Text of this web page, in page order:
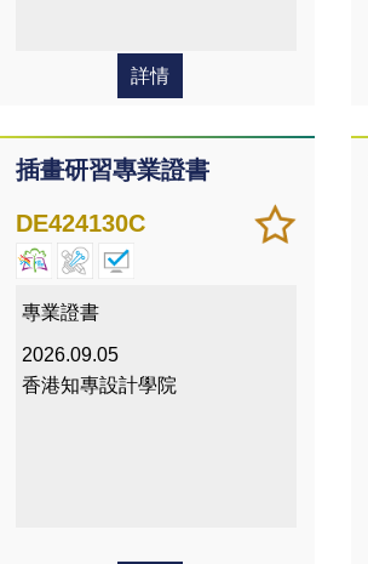
詳情
插畫研習專業證書
加
入/
儲存
課程
DE424130C
專業證書
2026.09.05
香港知專設計學院